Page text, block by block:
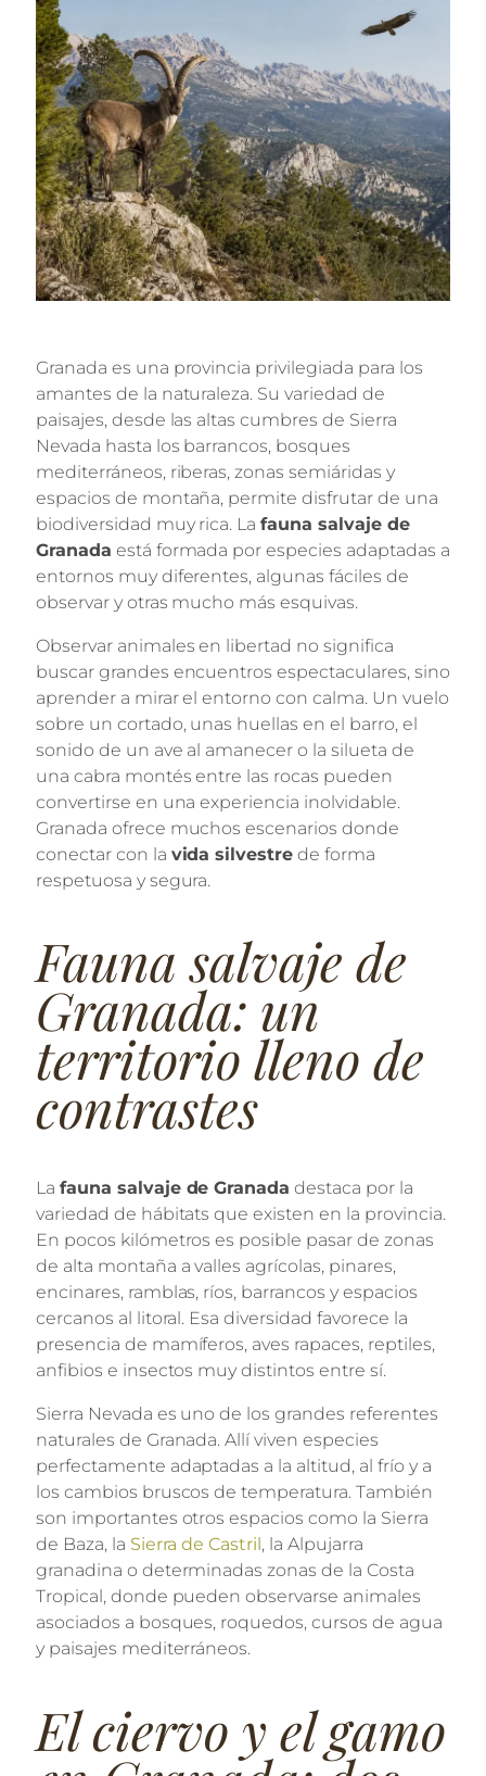
Granada es una provincia privilegiada para los
amantes de la naturaleza. Su variedad de
paisajes, desde las altas cumbres de Sierra
Nevada hasta los barrancos, bosques
mediterráneos, riberas, zonas semiáridas y
espacios de montaña, permite disfrutar de una
biodiversidad muy rica. Lafauna salvaje de
Granada está formada por especies adaptadas a
entornos muy diferentes, algunas fáciles de
observar y otras mucho más esquivas.
Observar animales en libertad no significa
buscar grandes encuentros espectaculares, sino
aprender a mirar el entorno con calma. Un vuelo
sobre un cortado, unas huellas en el barro, el
sonido de un ave al amanecer o la silueta de
una cabra montés entre las rocas pueden
convertirse en una experiencia inolvidable.
Granada ofrece muchos escenarios donde
conectar con la vida silvestre de forma
respetuosa y segura.
Fauna salvaje de
Granada: un
territorio lleno de
contrastes
La fauna salvaje de Granada destaca por la
variedad de hábitats que existen en la provincia.
En pocos kilómetros es posible pasar de zonas
de alta montaña a valles agrícolas, pinares,
encinares, ramblas, ríos, barrancos y espacios
cercanos al litoral. Esa diversidad favorece la
presencia de mamíferos, aves rapaces, reptiles,
anfibios e insectos muy distintos entre sí.
Sierra Nevada es uno de los grandes referentes
naturales de Granada. Allí viven especies
perfectamente adaptadas a la altitud, al frío y a
los cambios bruscos de temperatura. También
son importantes otros espacios como la Sierra
de Baza, la Sierra de Castril , la Alpujarra
granadina o determinadas zonas de la Costa
Tropical, donde pueden observarse animales
asociados a bosques, roquedos, cursos de agua
y paisajes mediterráneos.
El ciervo y el gamo